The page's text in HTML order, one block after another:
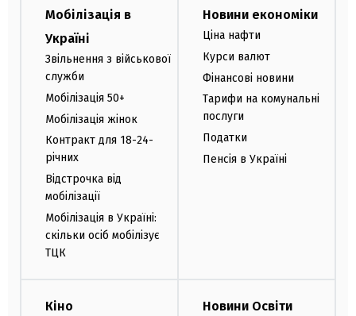
Мобілізація в
Україні
Звільнення з військової
служби
Мобілізація 50+
Мобілізація жінок
Контракт для 18-24-
річних
Відстрочка від
мобілізації
Мобілізація в Україні:
скільки осіб мобілізує
ТЦК
Новини економіки
Ціна нафти
Курси валют
Фінансові новини
Тарифи на комунальні
послуги
Податки
Пенсія в Україні
Кіно Новини Освіти